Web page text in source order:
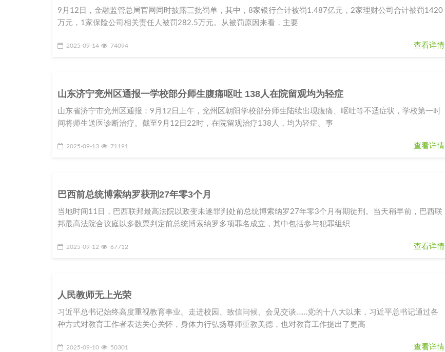
9月12日，金融监管总局官网同时披露三批罚单，其中，8家银行合计被罚1.487亿元，2家理财公司合计被罚1420
万元，1家保险公司相关责任人被罚282.5万元。从被罚原因来看，主要
2025-09-14 74094 查看详情
山东济宁兖州区通报一学校部分师生腹痛呕吐 138人在院留观均为轻症
山东省济宁市兖州区通报：9月12日上午，兖州区朝阳学校部分师生陆续出现腹痛、呕吐等不适症状，学校第一时
间将师生送医诊断治疗。截至9月12日22时，在院留观治疗138人，均为轻症。事
2025-09-13 71191 查看详情
巴西前总统博索纳罗获刑27年零3个月
当地时间11日，巴西联邦最高法院以政变未遂罪判处前总统博索纳罗27年零3个月有期徒刑。当天稍早前，巴西联
邦最高法院合议庭以多数票判定前总统博索纳罗多项罪名成立，其中包括参与犯罪组织
2025-09-12 67712 查看详情
人民教师无上光荣
习近平总书记始终高度重视教育事业。走进校园、致信问候、会见交谈……党的十八大以来，习近平总书记通过各
种方式对教育工作者表达关心关怀，身体力行弘扬尊师重教美德，也对教育工作提出了更高
2025-09-10 50301 查看详情